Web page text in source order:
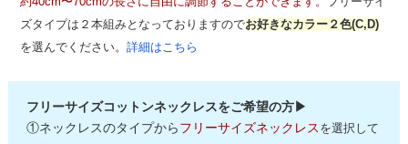
ズタイプは２本組みとなっておりますのでお好きなカラー２色(C,D)
を選んでください。 詳細はこちら
フリーサイズコットンネックレスをご希望の方▶
①ネックレスのタイプから フリーサイズネックレス を選択して